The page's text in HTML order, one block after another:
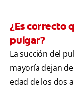
¿Es correcto
pulgar?
La succión del
mayoría dejan
edad de los dos